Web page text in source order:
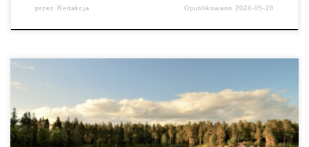
przez Redakcja Opublikowano 2024-05-28
Już od piątku, 26 kwietnia, motorowodniacy i żeglarze mogą
ponownie korzystać z nawodnych stacji tankowania ORLEN na